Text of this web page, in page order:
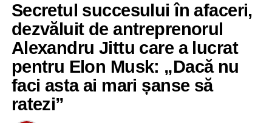
Secretul succesului în afaceri,
dezvăluit de antreprenorul
Alexandru Jittu care a lucrat
pentru Elon Musk: „Dacă nu
faci asta ai mari șanse să
ratezi”